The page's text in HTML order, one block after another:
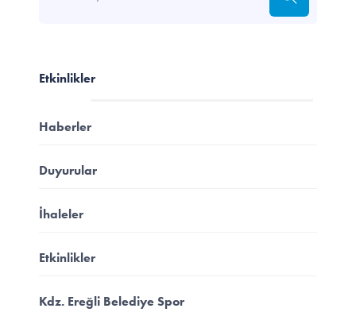
Etkinlikler
Haberler
Duyurular
İhaleler
Etkinlikler
Kdz. Ereğli Belediye Spor